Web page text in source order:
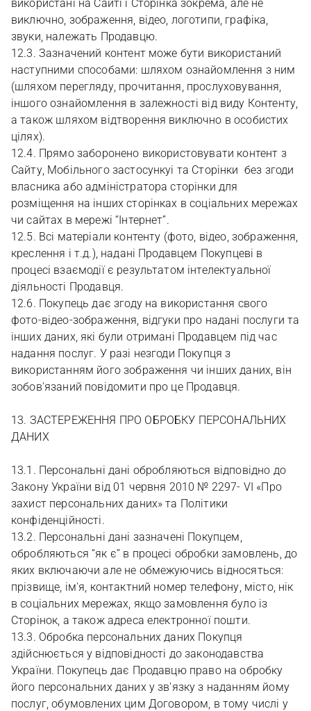
використані на Сайті і Сторінка зокрема, але не
виключно, зображення, відео, логотипи, графіка,
звуки, належать Продавцю.
12.3. Зазначений контент може бути використаний
наступними способами: шляхом ознайомлення з ним
(шляхом перегляду, прочитання, прослуховування,
іншого ознайомлення в залежності від виду Контенту,
а також шляхом відтворення виключно в особистих
цілях).
12.4. Прямо заборонено використовувати контент з
Сайту, Мобільного застосункуі та Сторінки без згоди
власника або адміністратора сторінки для
розміщення на інших сторінках в соціальних мережах
чи сайтах в мережі “Інтернет”.
12.5. Всі матеріали контенту (фото, відео, зображення,
креслення і т.д.), надані Продавцем Покупцеві в
процесі взаємодії є результатом інтелектуальної
діяльності Продавця.
12.6. Покупець дає згоду на використання свого
фото-відео-зображення, відгуки про надані послуги та
інших даних, які були отримані Продавцем під час
надання послуг. У разі незгоди Покупця з
використанням його зображення чи інших даних, він
зобов'язаний повідомити про це Продавця.
13. ЗАСТЕРЕЖЕННЯ ПРО ОБРОБКУ ПЕРСОНАЛЬНИХ
ДАНИХ
13.1. Персональні дані обробляються відповідно до
Закону України від 01 червня 2010 № 2297- VI «Про
захист персональних даних» та Політики
конфіденційності.
13.2. Персональні дані зазначені Покупцем,
обробляються “як є” в процесі обробки замовлень, до
яких включаючи але не обмежуючись відносяться:
прізвище, ім'я, контактний номер телефону, місто, нік
в соціальних мережах, якщо замовлення було із
Сторінок, а також адреса електронної пошти.
13.3. Обробка персональних даних Покупця
здійснюється у відповідності до законодавства
України. Покупець дає Продавцю право на обробку
його персональних даних у зв'язку з наданням йому
послуг, обумовлених цим Договором, в тому числі у